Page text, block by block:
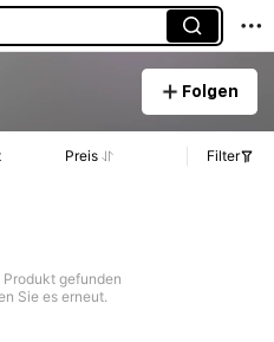
Folgen
Preis Filter
Produkt gefunden
Sie es erneut.